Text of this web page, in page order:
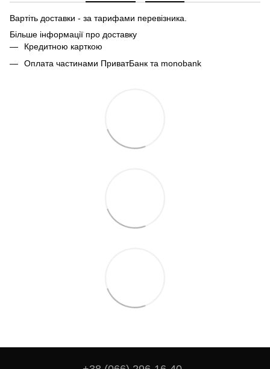
Вартіть доставки - за тарифами перевізника.
Більше інформації про доставку
Кредитною карткою
Оплата частинами ПриватБанк та monobank